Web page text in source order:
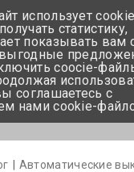
Автоматические
использует
статистику,
показывать вам
coocie-
соглашаетесь с
нами cookie-